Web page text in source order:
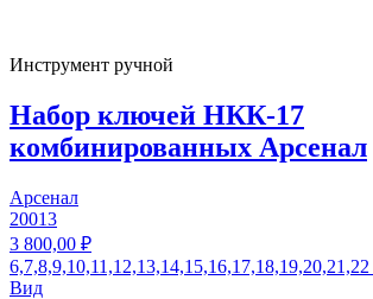
Инструмент ручной
Набор ключей НКК-17
комбинированных Арсенал
Арсенал
20013
3 800,00 ₽
Вид